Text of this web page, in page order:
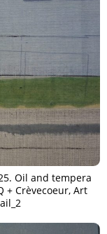
Oil and tempera
+ Crèvecoeur, Art